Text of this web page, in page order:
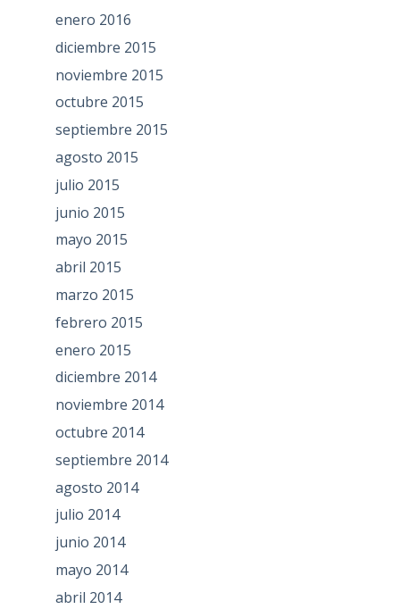
enero 2016
diciembre 2015
noviembre 2015
octubre 2015
septiembre 2015
agosto 2015
julio 2015
junio 2015
mayo 2015
abril 2015
marzo 2015
febrero 2015
enero 2015
diciembre 2014
noviembre 2014
octubre 2014
septiembre 2014
agosto 2014
julio 2014
junio 2014
mayo 2014
abril 2014